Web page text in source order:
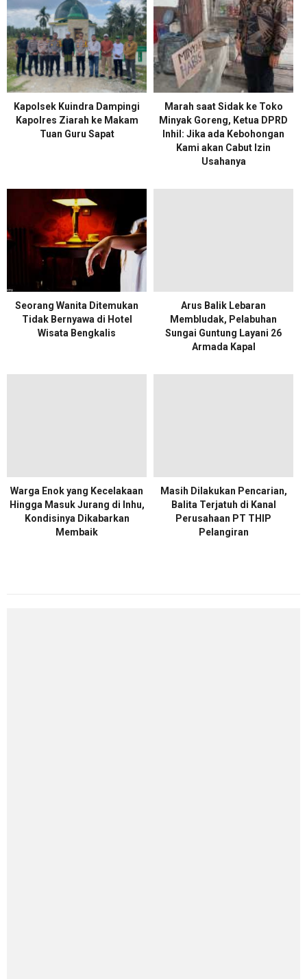
Kapolsek Kuindra Dampingi
Kapolres Ziarah ke Makam
Tuan Guru Sapat
Marah saat Sidak ke Toko
Minyak Goreng, Ketua DPRD
Inhil: Jika ada Kebohongan
Kami akan Cabut Izin
Usahanya
Seorang Wanita Ditemukan
Tidak Bernyawa di Hotel
Wisata Bengkalis
Arus Balik Lebaran
Membludak, Pelabuhan
Sungai Guntung Layani 26
Armada Kapal
Warga Enok yang Kecelakaan
Hingga Masuk Jurang di Inhu,
Kondisinya Dikabarkan
Membaik
Masih Dilakukan Pencarian,
Balita Terjatuh di Kanal
Perusahaan PT THIP
Pelangiran